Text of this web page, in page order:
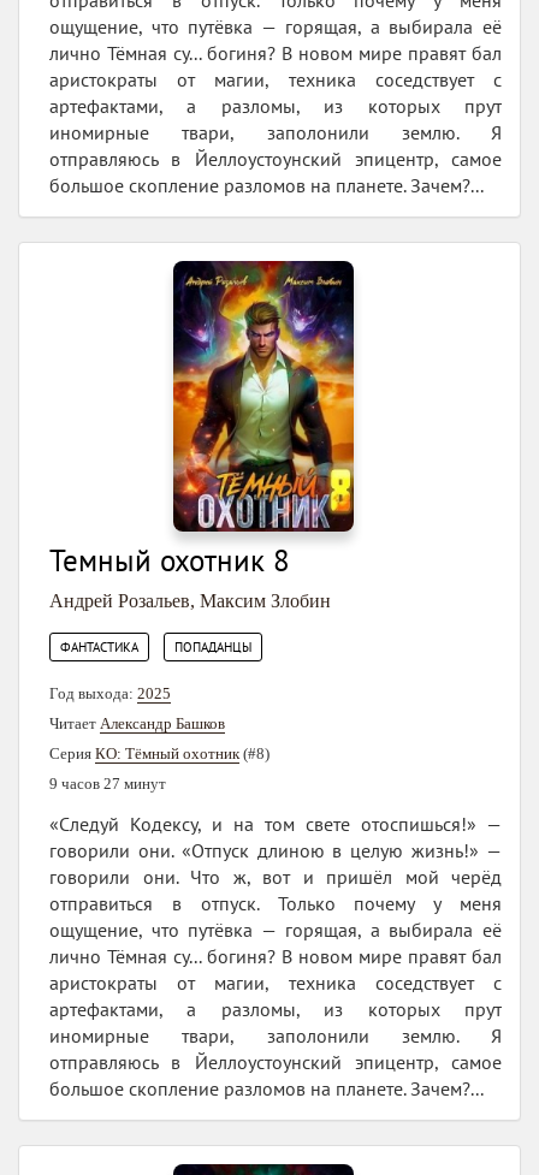
ощущение, что путёвка — горящая, а выбирала её
лично Тёмная су... богиня? В новом мире правят бал
аристократы от магии, техника соседствует с
артефактами, а разломы, из которых прут
иномирные твари, заполонили землю. Я
отправляюсь в Йеллоустоунский эпицентр, самое
большое скопление разломов на планете. Зачем?...
Темный охотник 8
Андрей Розальев, Максим Злобин
ФАНТАСТИКА ПОПАДАНЦЫ
Год выхода: 2025
Читает Александр Башков
Серия КО: Тёмный охотник(#8)
9 часов 27 минут
«Следуй Кодексу, и на том свете отоспишься!» —
говорили они. «Отпуск длиною в целую жизнь!» —
говорили они. Что ж, вот и пришёл мой черёд
отправиться в отпуск. Только почему у меня
ощущение, что путёвка — горящая, а выбирала её
лично Тёмная су... богиня? В новом мире правят бал
аристократы от магии, техника соседствует с
артефактами, а разломы, из которых прут
иномирные твари, заполонили землю. Я
отправляюсь в Йеллоустоунский эпицентр, самое
большое скопление разломов на планете. Зачем?...